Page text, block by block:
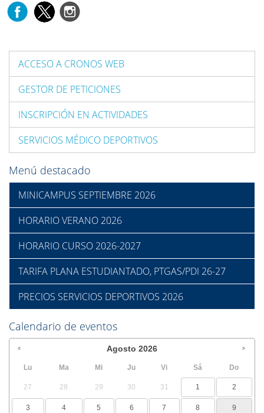
ACCESO A CRONOS WEB
GESTOR DE PETICIONES
INSCRIPCIÓN EN ACTIVIDADES
SERVICIOS MÉDICO DEPORTIVOS
Menú destacado
MINICAMPUS SEPTIEMBRE 2026
HORARIO VERANO 2026
HORARIO CURSO 2026-2027
TARIFA PLANA ESTUDIANTADO, PTGAS/PDI 26-27
PRECIOS SERVICIOS DEPORTIVOS 2026
Calendario de eventos
Agosto 2026
Lu Ma Mi Ju Vi Sá Do
27 28 29 30 31 1 2
3 4 5 6 7 8 9